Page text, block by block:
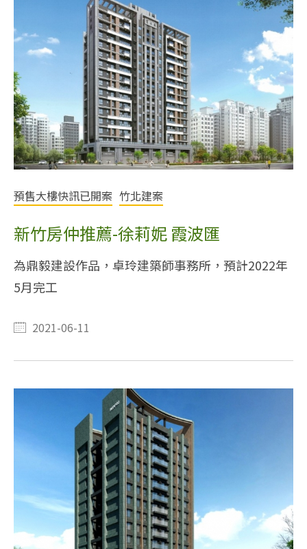
預售大樓快訊已開案 竹北建案
新竹房仲推薦-徐莉妮 霞波匯
為鼎毅建設作品，卓玲建築師事務所，預計2022年
5月完工
2021-06-11